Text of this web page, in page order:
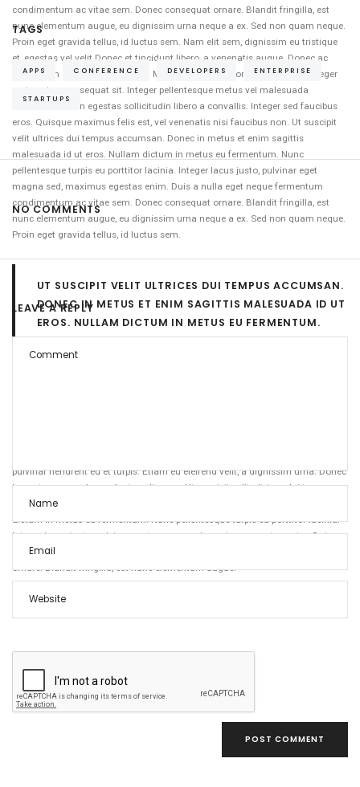
condimentum ac vitae sem. Donec consequat ornare. Blandit fringilla, est
nunc elementum augue, eu dignissim urna neque a ex. Sed non quam neque.
Proin eget gravida tellus, id luctus sem. Nam elit sem, dignissim eu tristique
et, egestas vel velit.Donec et tincidunt libero, a venenatis augue. Donec ac
vestibulum ante, et luctus lacus. Morbi aliquet quis tortor at fringilla. Integer
erat sapien, consequat sit. Integer pellentesque metus vel malesuada
accumsan. Proin egestas sollicitudin libero a convallis. Integer sed faucibus
eros. Quisque maximus felis est, vel venenatis nisi faucibus non. Ut suscipit
velit ultrices dui tempus accumsan. Donec in metus et enim sagittis
malesuada id ut eros. Nullam dictum in metus eu fermentum. Nunc
pellentesque turpis eu porttitor lacinia. Integer lacus justo, pulvinar eget
magna sed, maximus egestas enim. Duis a nulla eget neque fermentum
condimentum ac vitae sem. Donec consequat ornare. Blandit fringilla, est
nunc elementum augue, eu dignissim urna neque a ex. Sed non quam neque.
Proin eget gravida tellus, id luctus sem.
UT SUSCIPIT VELIT ULTRICES DUI TEMPUS ACCUMSAN.
DONEC IN METUS ET ENIM SAGITTIS MALESUADA ID UT
EROS. NULLAM DICTUM IN METUS EU FERMENTUM.
NUNC PELLENTESQUE.
pulvinar hendrerit eu et turpis. Etiam eu eleifend velit, a dignissim urna. Donec
laoreet massa vel nunc luctus aliquam. Ut suscipit velit ultrices dui tempus
accumsan. Donec in metus et enim sagittis malesuada id ut eros. Nullam
dictum in metus eu fermentum. Nunc pellentesque turpis eu porttitor lacinia.
Integer lacus justo, pulvinar eget magna sed, maximus egestas enim. Duis a
nulla eget neque fermentum condimentum ac vitae sem. Donec consequat
ornare. Blandit fringilla, est nunc elementum augue.
TAGS
APPS CONFERENCE DEVELOPERS ENTERPRISE
STARTUPS
NO COMMENTS
LEAVE A REPLY